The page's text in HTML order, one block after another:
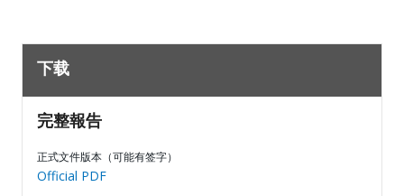
下载
完整報告
正式文件版本（可能有签字）
Official PDF